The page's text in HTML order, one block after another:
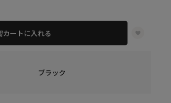
カートに入れる
ブラック